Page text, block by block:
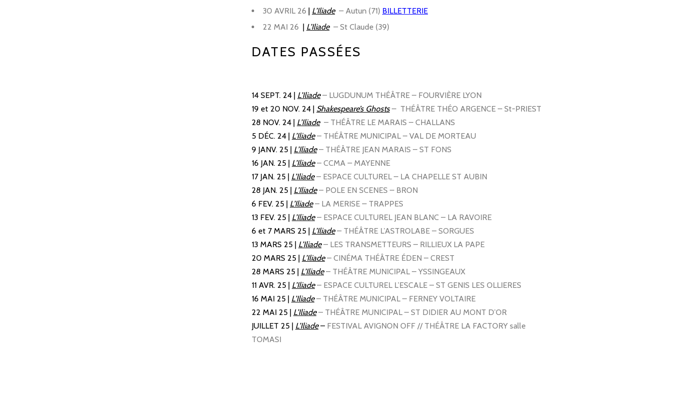
30 AVRIL 26 | L’Iliade – Autun (71) BILLETTERIE
22 MAI 26 | L’Iliade – St Claude (39)
DATES PASSÉES
14 SEPT. 24 | L’Iliade – LUGDUNUM THÉÂTRE – FOURVIÈRE LYON
19 et 20 NOV. 24 | Shakespeare’s Ghosts – THÉÂTRE THÉO ARGENCE – St-PRIEST
28 NOV. 24 | L’Iliade – THÉÂTRE LE MARAIS – CHALLANS
5 DÉC. 24 | L’Iliade – THÉÂTRE MUNICIPAL – VAL DE MORTEAU
9 JANV. 25 | L’Iliade – THÉÂTRE JEAN MARAIS – ST FONS
16 JAN. 25 | L’Iliade – CCMA – MAYENNE
17 JAN. 25 | L’Iliade – ESPACE CULTUREL – LA CHAPELLE ST AUBIN
28 JAN. 25 | L’Iliade – POLE EN SCENES – BRON
6 FEV. 25 | L’Iliade – LA MERISE – TRAPPES
13 FEV. 25 | L’Iliade – ESPACE CULTUREL JEAN BLANC – LA RAVOIRE
6 et 7 MARS 25 | L’Iliade – THÉÂTRE L’ASTROLABE – SORGUES
13 MARS 25 | L’Iliade – LES TRANSMETTEURS – RILLIEUX LA PAPE
20 MARS 25 | L’Iliade – CINÉMA THÉÂTRE ÉDEN – CREST
28 MARS 25 | L’Iliade – THÉÂTRE MUNICIPAL – YSSINGEAUX
11 AVR. 25 | L’Iliade – ESPACE CULTUREL L’ESCALE – ST GENIS LES OLLIERES
16 MAI 25 | L’Iliade – THÉÂTRE MUNICIPAL – FERNEY VOLTAIRE
22 MAI 25 | L’Iliade – THÉÂTRE MUNICIPAL – ST DIDIER AU MONT D’OR
JUILLET 25 | L’Iliade – FESTIVAL AVIGNON OFF // THÉÂTRE LA FACTORY salle
TOMASI